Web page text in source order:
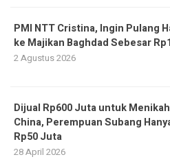
PMI NTT Cristina, Ingin Pulang
ke Majikan Baghdad Sebesar
2 Agustus 2026
Dijual Rp600 Juta untuk
China, Perempuan Subang
Rp50 Juta
28 April 2026